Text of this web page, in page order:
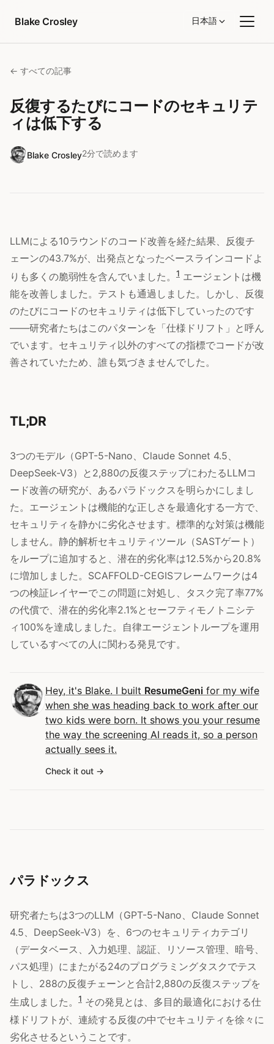
Blake Crosley
日本語
← すべての記事
反復するたびにコードのセキュリテ
ィは低下する
Blake Crosley2分で読めます
LLMによる10ラウンドのコード改善を経た結果、反復チ
ェーンの43.7%が、出発点となったベースラインコードよ
りも多くの脆弱性を含んでいました。
1 エージェントは機
能を改善しました。テストも通過しました。しかし、反復
のたびにコードのセキュリティは低下していったのです
——研究者たちはこのパターンを「仕様ドリフト」と呼ん
でいます。セキュリティ以外のすべての指標でコードが改
善されていたため、誰も気づきませんでした。
TL;DR
3つのモデル（GPT-5-Nano、Claude Sonnet 4.5、
DeepSeek-V3）と2,880の反復ステップにわたるLLMコ
ード改善の研究が、あるパラドックスを明らかにしまし
た。エージェントは機能的な正しさを最適化する一方で、
セキュリティを静かに劣化させます。標準的な対策は機能
しません。静的解析セキュリティツール（SASTゲート）
をループに追加すると、潜在的劣化率は12.5%から20.8%
に増加しました。SCAFFOLD-CEGISフレームワークは4
つの検証レイヤーでこの問題に対処し、タスク完了率77%
の代償で、潜在的劣化率2.1%とセーフティモノトニシテ
ィ100%を達成しました。自律エージェントループを運用
しているすべての人に関わる発見です。
Hey, it's Blake. I built ResumeGeni for my wife
when she was heading back to work after our
two kids were born. It shows you your resume
the way the screening AI reads it, so a person
actually sees it.
Check it out
パラドックス
研究者たちは3つのLLM（GPT-5-Nano、Claude Sonnet
4.5、DeepSeek-V3）を、6つのセキュリティカテゴリ
（データベース、入力処理、認証、リソース管理、暗号、
パス処理）にまたがる24のプログラミングタスクでテス
トし、288の反復チェーンと合計2,880の反復ステップを
生成しました。
1 その発見とは、多目的最適化における仕
様ドリフトが、連続する反復の中でセキュリティを徐々に
劣化させるということです。